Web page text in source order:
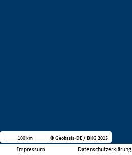
Impressum Datenschutzerklärung
100 km © Geobasis-DE / BKG 2015